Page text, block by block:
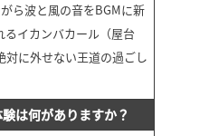
ら波と風の音をBGMに新
るイカンバカール（屋台
に外せない王道の過ごし
は何がありますか？